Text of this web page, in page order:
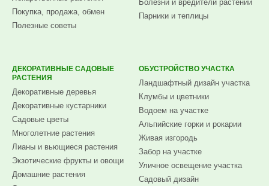
Покупка, продажа, обмен
Полезные советы
Болезни и вредители растений
Парники и теплицы
ДЕКОРАТИВНЫЕ САДОВЫЕ
РАСТЕНИЯ
Декоративные деревья
Декоративные кустарники
Садовые цветы
Многолетние растения
Лианы и вьющиеся растения
Экзотические фрукты и овощи
Домашние растения
ОБУСТРОЙСТВО УЧАСТКА
Ландшафтный дизайн участка
Клумбы и цветники
Водоем на участке
Альпийские горки и рокарии
Живая изгородь
Забор на участке
Уличное освещение участка
Садовый дизайн